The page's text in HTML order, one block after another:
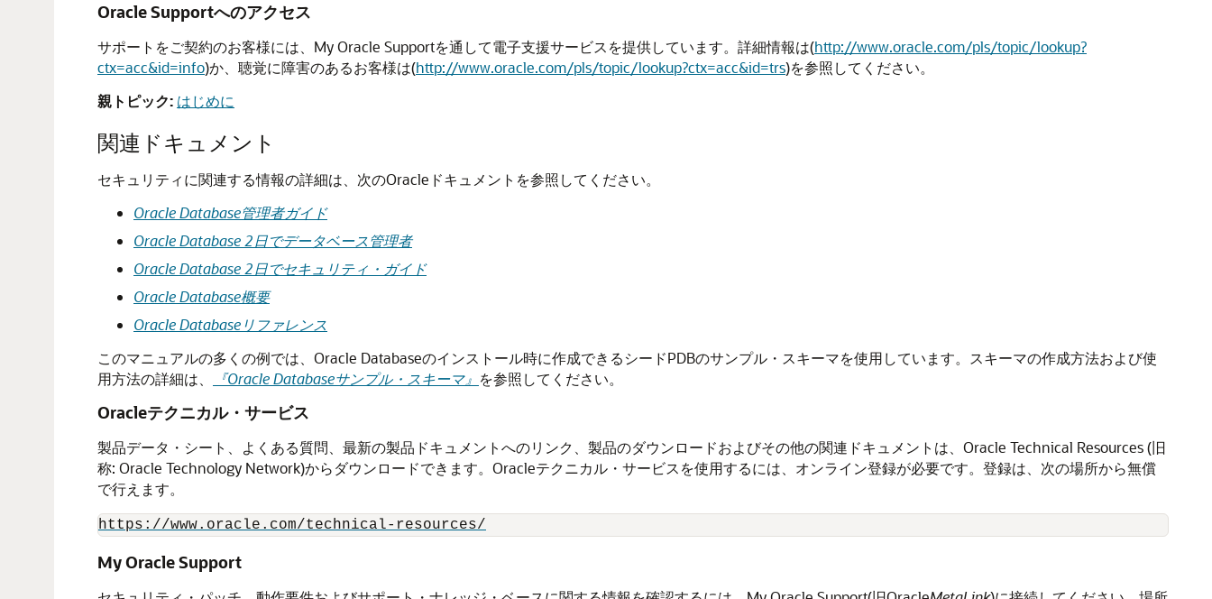
Oracle Supportへのアクセス
サポートをご契約のお客様には、My Oracle Supportを通して電子支援サービスを提供しています。詳細情報は(http://www.oracle.com/pls/topic/lookup?
ctx=acc&id=info)か、聴覚に障害のあるお客様は(http://www.oracle.com/pls/topic/lookup?ctx=acc&id=trs)を参照してください。
親トピック: はじめに
関連ドキュメント
セキュリティに関連する情報の詳細は、次のOracleドキュメントを参照してください。
Oracle Database管理者ガイド
Oracle Database 2日でデータベース管理者
Oracle Database 2日でセキュリティ・ガイド
Oracle Database概要
Oracle Databaseリファレンス
このマニュアルの多くの例では、Oracle Databaseのインストール時に作成できるシードPDBのサンプル・スキーマを使用しています。スキーマの作成方法および使
用方法の詳細は、
『Oracle Databaseサンプル・スキーマ』 を参照してください。
Oracleテクニカル・サービス
製品データ・シート、よくある質問、最新の製品ドキュメントへのリンク、製品のダウンロードおよびその他の関連ドキュメントは、Oracle Technical Resources (旧
称: Oracle Technology Network)からダウンロードできます。Oracleテクニカル・サービスを使用するには、オンライン登録が必要です。登録は、次の場所から無償
で行えます。
https://www.oracle.com/technical-resources/
My Oracle Support